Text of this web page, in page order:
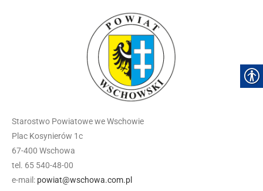
Starostwo Powiatowe we Wschowie
Plac Kosynierów 1c
67-400 Wschowa
tel. 65 540-48-00
e-mail: powiat@wschowa.com.pl